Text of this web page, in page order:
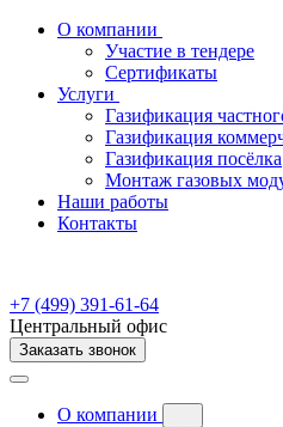
О компании
Участие в тендере
Сертификаты
Услуги
Газификация
Газификация
Газификация посёлка
Монтаж газовых
Наши работы
Контакты
+7 (499) 391-61-64
Центральный офис
Заказать звонок
О компании